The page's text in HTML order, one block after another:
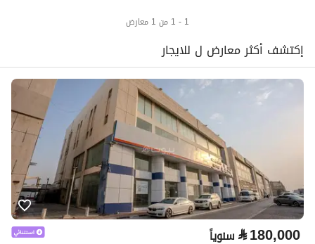
1 - 1 من 1 معارض
إكتشف أكثر معارض ل للايجار
⃁180,000 سنوياً